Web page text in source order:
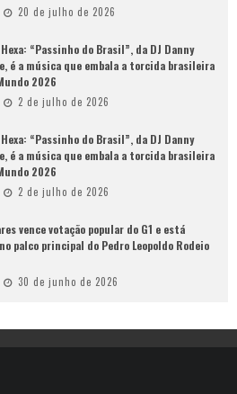
20 de julho de 2026
“Passinho do Brasil”, da DJ Danny
é a música que embala a torcida brasileira
2026
2 de julho de 2026
“Passinho do Brasil”, da DJ Danny
é a música que embala a torcida brasileira
2026
2 de julho de 2026
vence votação popular do G1 e está
palco principal do Pedro Leopoldo Rodeio
30 de junho de 2026